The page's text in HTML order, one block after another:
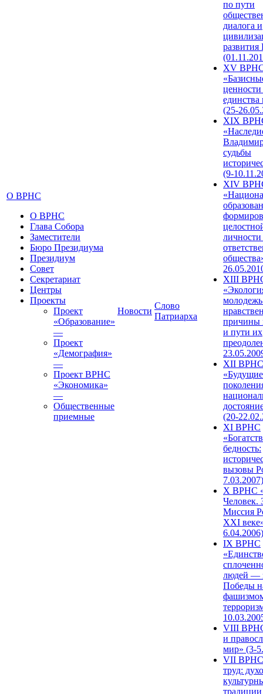
О ВРНС
О ВРНС
Глава Собора
Заместители
Бюро Президиума
Президиум
Совет
Секретариат
Центры
Проекты
Проект
«Образование»
—
Проект
«Демография»
—
Проект ВРНС
«Экономика»
—
Общественные
приемные
Новости
Слово
Патриарха
по пути
диалога и
развития
XV
единства
(25-
XIX
судьбы
(9-
XIV
XIII
причины
и пути их
XII ВРНС
«Будущие
(20-
XI ВРНС
бедность:
вызовы
7.03.2007)
X ВРНС
Человек.
Миссия
XXI
6.04.2006)
IX ВРНС
людей —
Победы
VIII
и
мир» (3-
VII ВРНС
труд: